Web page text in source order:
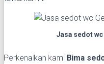
Jasa sedot wc
Perkenalkan kami Bima